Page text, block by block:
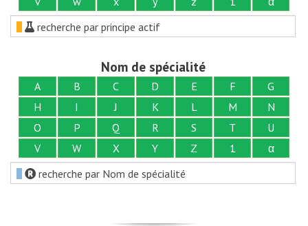
recherche par principe actif
Nom de spécialité
A B C D E F
G
H
I J K L M
N
O
P Q R S T
U
V
W X Y Z 1
α
recherche par Nom de spécialité